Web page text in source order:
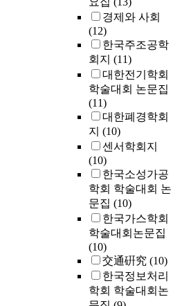
경제와 사회
(12)
한국주조공학
회지 (11)
대한전기학회
학술대회 논문집
(11)
대한폐경학회
지 (10)
센서학회지
(10)
한국소성가공
학회 학술대회 논
문집 (10)
한국가스학회
학술대회논문집
(10)
交通硏究 (10)
한국정보처리
학회 학술대회논